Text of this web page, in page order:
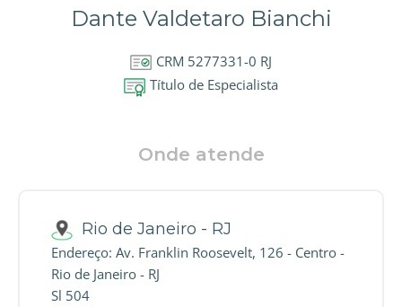
Dante Valdetaro Bianchi
CRM 5277331-0 RJ
Título de Especialista
Onde atende
Rio de Janeiro - RJ
Endereço: Av. Franklin Roosevelt, 126 - Centro -
Rio de Janeiro - RJ
Sl 504